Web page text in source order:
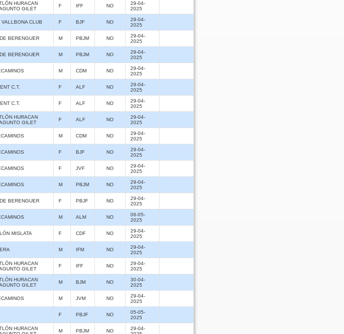
HURACAN
GILET
F IFF NO
29-04-
2025
CLUB F BJF NO
29-04-
2025
BERENGUER M PBJM NO
29-04-
2025
BERENGUER M PBJM NO
29-04-
2025
M CDM NO
29-04-
2025
C.T. F ALF NO
29-04-
2025
C.T. F ALF NO
29-04-
2025
HURACAN
GILET
F ALF NO
29-04-
2025
M CDM NO
29-04-
2025
F BJF NO
29-04-
2025
F JVF NO
29-04-
2025
M PBJM NO
29-04-
2025
BERENGUER F PBJF NO
29-04-
2025
M ALM NO
06-05-
2025
MISLATA F CDF NO
29-04-
2025
M IFM NO
29-04-
2025
HURACAN
GILET
F IFF NO
29-04-
2025
HURACAN
GILET
M BJM NO
30-04-
2025
M JVM NO
29-04-
2025
F PBJF NO
05-05-
2025
HURACAN
M PBJM NO
29-04-